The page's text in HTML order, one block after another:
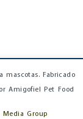
Fabricado
Amigofiel Pet Food
Media Group